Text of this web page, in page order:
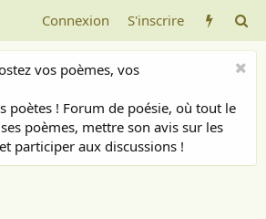
Connexion S'inscrire
vos poèmes, vos
poètes ! Forum de poésie, où tout le
poèmes, mettre son avis sur les
participer aux discussions !